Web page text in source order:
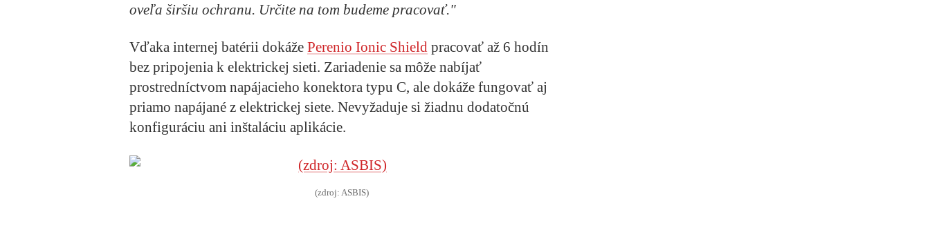
oveľa širšiu ochranu. Určite na tom budeme pracovať."
Vďaka internej batérii dokáže Perenio Ionic Shield pracovať až 6 hodín
bez pripojenia k elektrickej sieti. Zariadenie sa môže nabíjať
prostredníctvom napájacieho konektora typu C, ale dokáže fungovať aj
priamo napájané z elektrickej siete. Nevyžaduje si žiadnu dodatočnú
konfiguráciu ani inštaláciu aplikácie.
(zdroj: ASBIS)